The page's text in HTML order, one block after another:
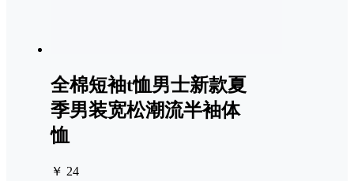
全棉短袖t恤男士新款夏
季男装宽松潮流半袖体
恤
￥ 24